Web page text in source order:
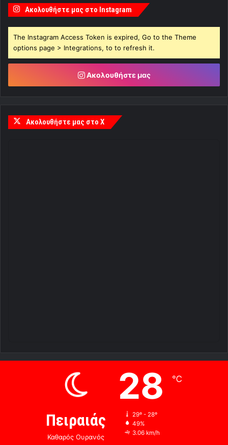
Ακολουθήστε μας στο Instagram
The Instagram Access Token is expired, Go to the Theme
options page > Integrations, to to refresh it.
Ακολουθήστε μας
Ακολουθήστε μας στο X
Πειραιάς
Καθαρός Ουρανός
28 ℃
29º - 28º
49%
3.06 km/h